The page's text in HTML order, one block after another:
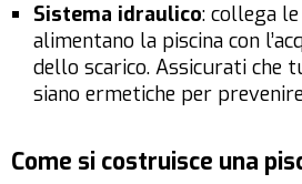
Sistema idraulico: collega
alimentano la piscina con
dello scarico. Assicurati che
siano ermetiche per
Come si costruisce una